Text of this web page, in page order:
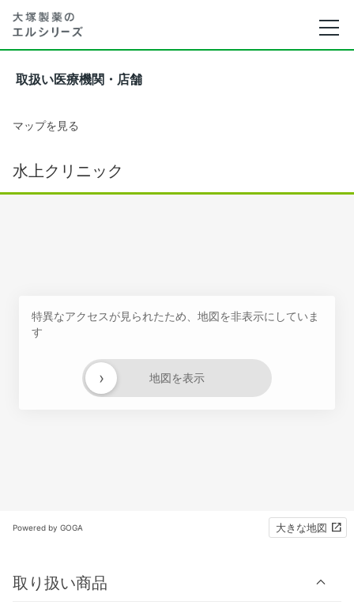
取扱い医療機関・店舗
マップを見る
水上クリニック
特異なアクセスが見られたため、地図を非表示にしていま
す
地図を表示
›
Powered by GOGA 大きな地図
取り扱い商品